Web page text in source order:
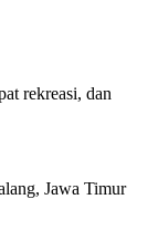
rekreasi, dan
Jawa Timur